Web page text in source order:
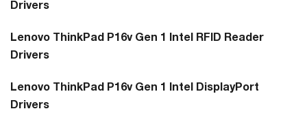
Drivers
Lenovo ThinkPad P16v Gen 1 Intel RFID Reader
Drivers
Lenovo ThinkPad P16v Gen 1 Intel DisplayPort
Drivers